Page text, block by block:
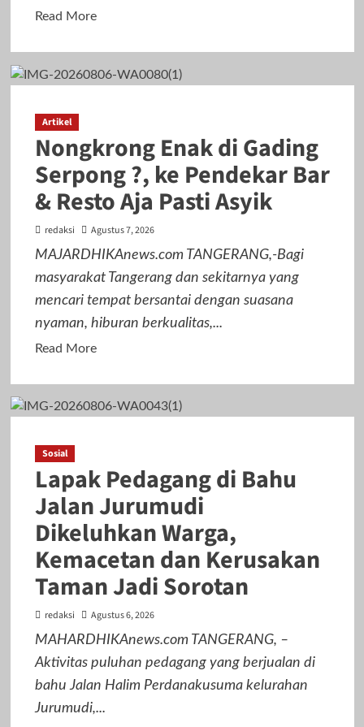
Read MoreRead
about
PWI
Serahkan
SK
ke
Kesbangpol,
Wawan
Fauzi:
Peran
Media
Bisa
Berdampak
Fatal
Artikel
Nongkrong Enak di Gading
Serpong ?, ke Pendekar Bar
& Resto Aja Pasti Asyik
redaksi Agustus 7, 2026
MAJARDHIKAnews.com TANGERANG,-Bagi
masyarakat Tangerang dan sekitarnya yang
mencari tempat bersantai dengan suasana
nyaman, hiburan berkualitas,...
Read MoreRead
about
Nongkrong
Gading
Serpong
?,
ke
Pendekar
Bar
Resto
Aja
Sosial
Lapak Pedagang di Bahu
Jalan Jurumudi
Dikeluhkan Warga,
Kemacetan dan Kerusakan
Taman Jadi Sorotan
redaksi Agustus 6, 2026
MAHARDHIKAnews.com TANGERANG, –
Aktivitas puluhan pedagang yang berjualan di
bahu Jalan Halim Perdanakusuma kelurahan
Jurumudi,...